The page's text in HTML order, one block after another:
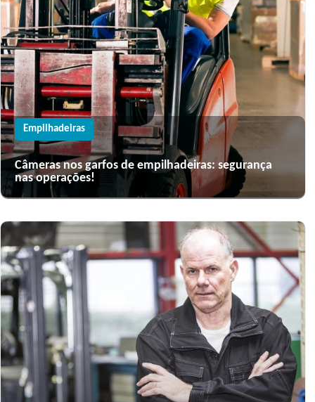
Empilhadeiras
Câmeras nos garfos de empilhadeiras: segurança
nas operações!